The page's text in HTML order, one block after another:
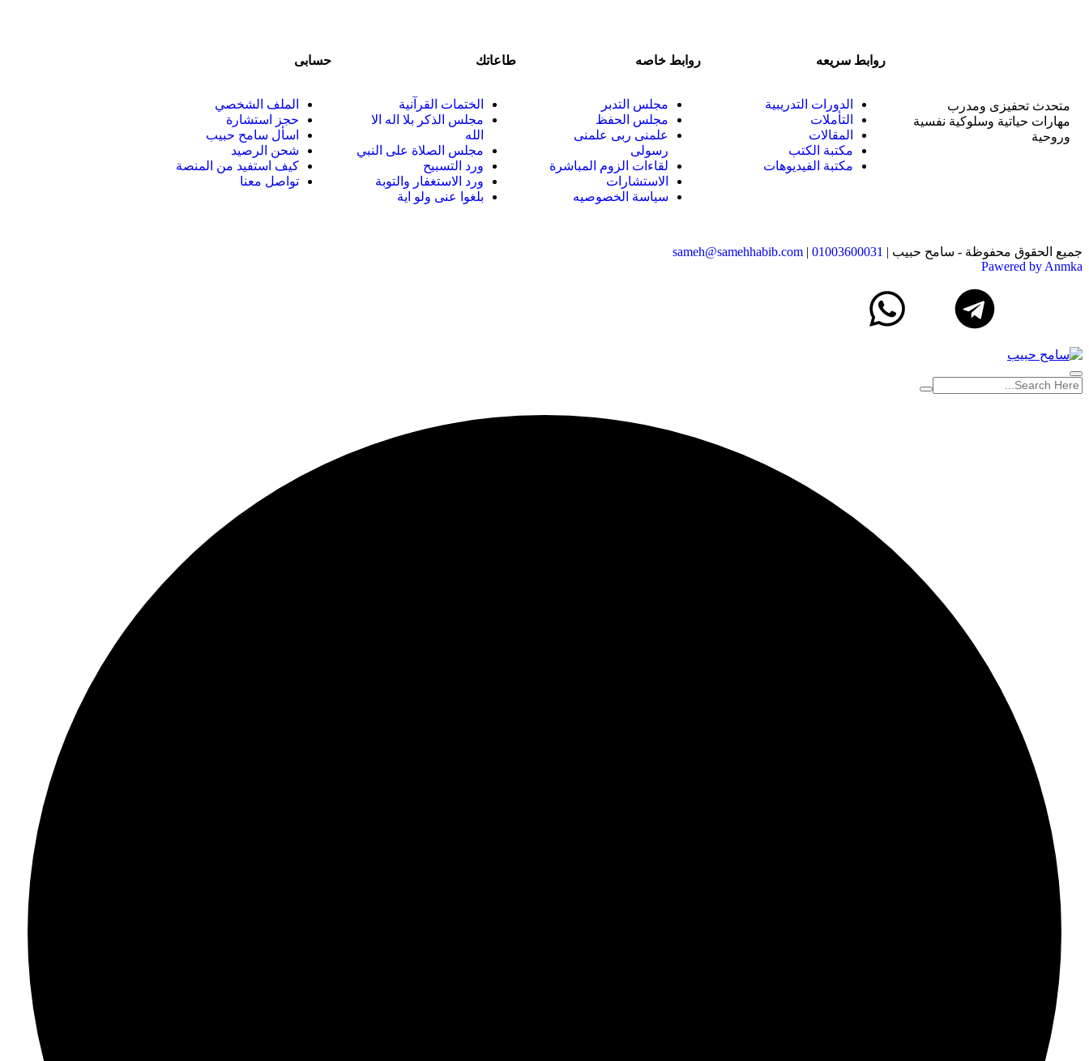
متحدث تحفيزى ومدرب
مهارات حياتية وسلوكية نفسية
وروحية
روابط سريعه
الدورات التدريبية
التأملات
المقالات
مكتبة الكتب
مكتبة الفيديوهات
روابط خاصه
مجلس التدبر
مجلس الحفظ
علمنى ربى علمنى
رسولى
لقاءات الزوم المباشرة
الاستشارات
سياسة الخصوصيه
طاعاتك
الختمات القرآنية
مجلس الذكر بلا اله الا
الله
مجلس الصلاة على النبي
ورد التسبيح
ورد الاستغفار والتوبة
بلغوا عنى ولو اية
حسابى
الملف الشخصي
حجز استشارة
اسأل سامح حبيب
شحن الرصيد
كيف استفيد من المنصة
تواصل معنا
جميع الحقوق محفوظة - سامح حبيب | 01003600031
|
sameh@samehhabib.com
Pawered by Anmka